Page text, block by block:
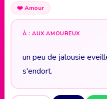
❤️Amour
À : AUX AMOUREUX
un peu de jalousie
s'endort.